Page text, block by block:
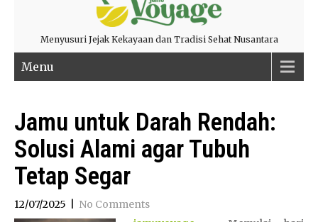
Menyusuri Jejak Kekayaan dan Tradisi Sehat Nusantara
Menu
Jamu untuk Darah Rendah:
Solusi Alami agar Tubuh
Tetap Segar
12/07/2025
No Comments